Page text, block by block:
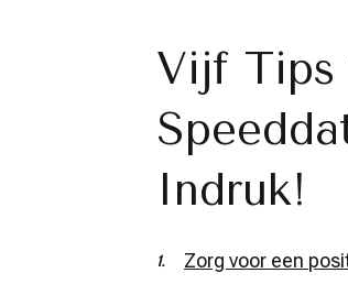
Vijf Tips
Indruk!
Zorg voor een